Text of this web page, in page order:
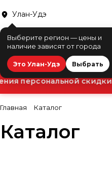
Улан-Удэ
Выберите регион — цены и
наличие зависят от города
Это Улан-Удэ Выбрать
персональной скидки
Главная Каталог
Каталог